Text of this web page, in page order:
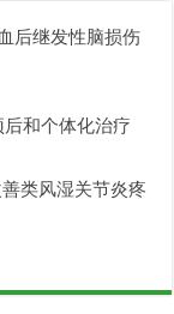
后继发性脑损伤
和个体化治疗
类风湿关节炎疼